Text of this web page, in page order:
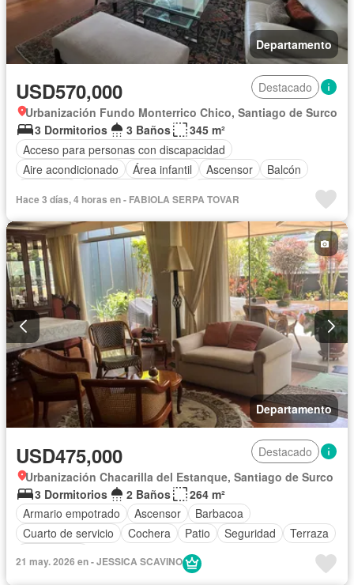
Departamento
USD570,000
Destacado
Urbanización Fundo Monterrico Chico, Santiago de Surco
3 Dormitorios
3 Baños
345 m²
Acceso para personas con discapacidad
Aire acondicionado
Área infantil Ascensor
Balcón
Cocina equipada
Cuarto de servicio Cochera
Gimnasio
Jardín
Piscina
Hace 3 días, 4 horas en - FABIOLA SERPA TOVAR
Departamento
USD475,000
Destacado
Urbanización Chacarilla del Estanque, Santiago de Surco
3 Dormitorios
2 Baños
264 m²
Armario empotrado
Ascensor
Barbacoa
Cuarto de servicio
Cochera Patio Seguridad
Terraza
21 may. 2026 en - JESSICA SCAVINO